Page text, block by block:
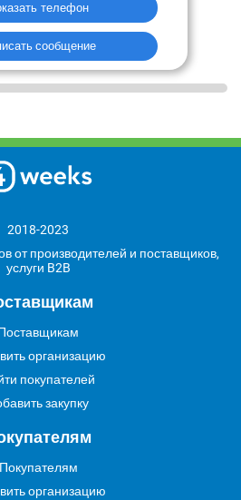
Показать телефон
сообщение
2018-2023
от производителей и поставщиков,
услуги B2B
организацию
покупателей
закупку
Покупателям
организацию